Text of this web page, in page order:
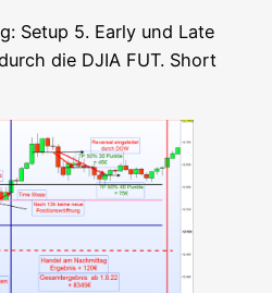
Set­up 5. Ear­ly und Late
die DJIA FUT. Short